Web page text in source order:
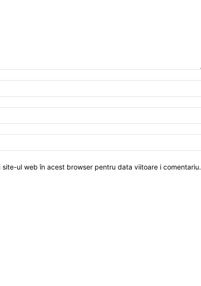
ul web în acest browser pentru data viitoare i comentariu.